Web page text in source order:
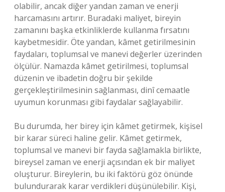
olabilir, ancak diğer yandan zaman ve enerji
harcamasını artırır. Buradaki maliyet, bireyin
zamanını başka etkinliklerde kullanma fırsatını
kaybetmesidir. Öte yandan, kâmet getirilmesinin
faydaları, toplumsal ve manevi değerler üzerinden
ölçülür. Namazda kâmet getirilmesi, toplumsal
düzenin ve ibadetin doğru bir şekilde
gerçekleştirilmesinin sağlanması, dinî cemaatle
uyumun korunması gibi faydalar sağlayabilir.
Bu durumda, her birey için kâmet getirmek, kişisel
bir karar süreci haline gelir. Kâmet getirmek,
toplumsal ve manevi bir fayda sağlamakla birlikte,
bireysel zaman ve enerji açısından ek bir maliyet
oluşturur. Bireylerin, bu iki faktörü göz önünde
bulundurarak karar verdikleri düşünülebilir. Kişi,